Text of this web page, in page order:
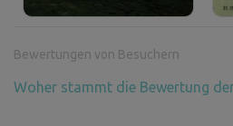
Bewertungen von Besuchern
Woher stammt die Bewertung